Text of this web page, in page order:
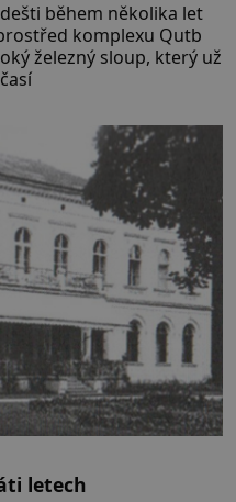
během několika let
komplexu Qutb
železný sloup, který už
letech